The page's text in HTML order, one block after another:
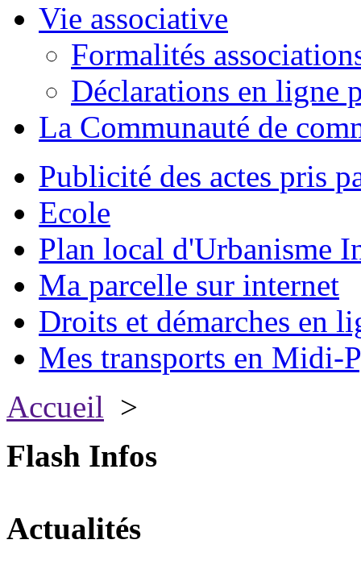
Vie associative
Formalités
Déclarations en ligne
La Communauté de
Publicité des actes pris
Ecole
Plan local d'Urbanisme
Ma parcelle sur internet
Droits et démarches en
Mes transports en Midi-
Accueil >
Flash Infos
Actualités